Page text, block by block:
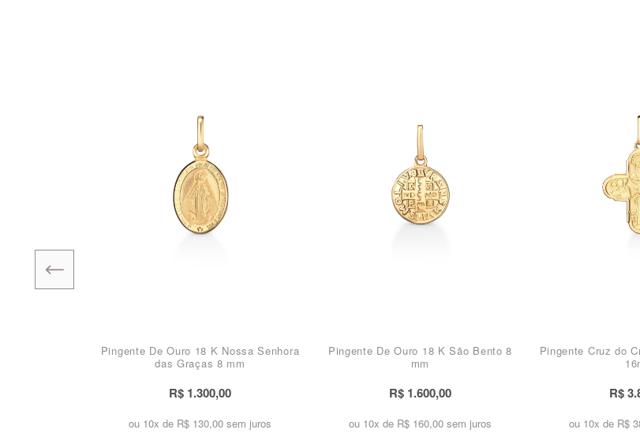
Pingente De Ouro 18 K Nossa Senhora
das Graças 8 mm
R$ 1.300,00
ou 10x de R$ 130,00 sem juros
Pingente De Ouro 18 K São Bento 8
mm
R$ 1.600,00
ou 10x de R$ 160,00 sem juros
Pingente Cruz do
R$
ou 10x de R$